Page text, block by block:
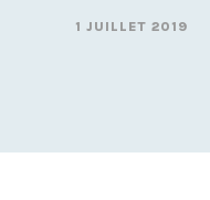
1 JUILLET 2019